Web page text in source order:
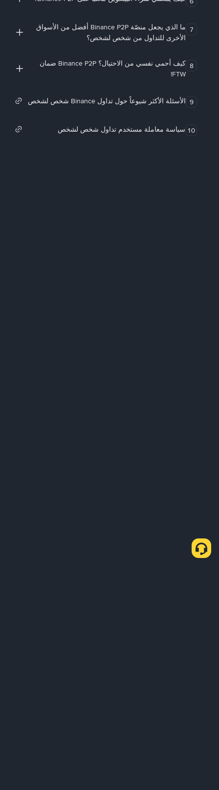
7
ما الذي يجعل منصّة Binance P2P أفضل من الأسواق
الأخرى للتداول من شخص لشخص؟
8
كيف أحمي نفسي من الاحتيال؟ Binance P2P ضمان
FTW!
9 الأسئلة الأكثر شيوعاً حول تداول Binance شخص لشخص
10 سياسة معاملة مستخدم تداول شخص لشخص